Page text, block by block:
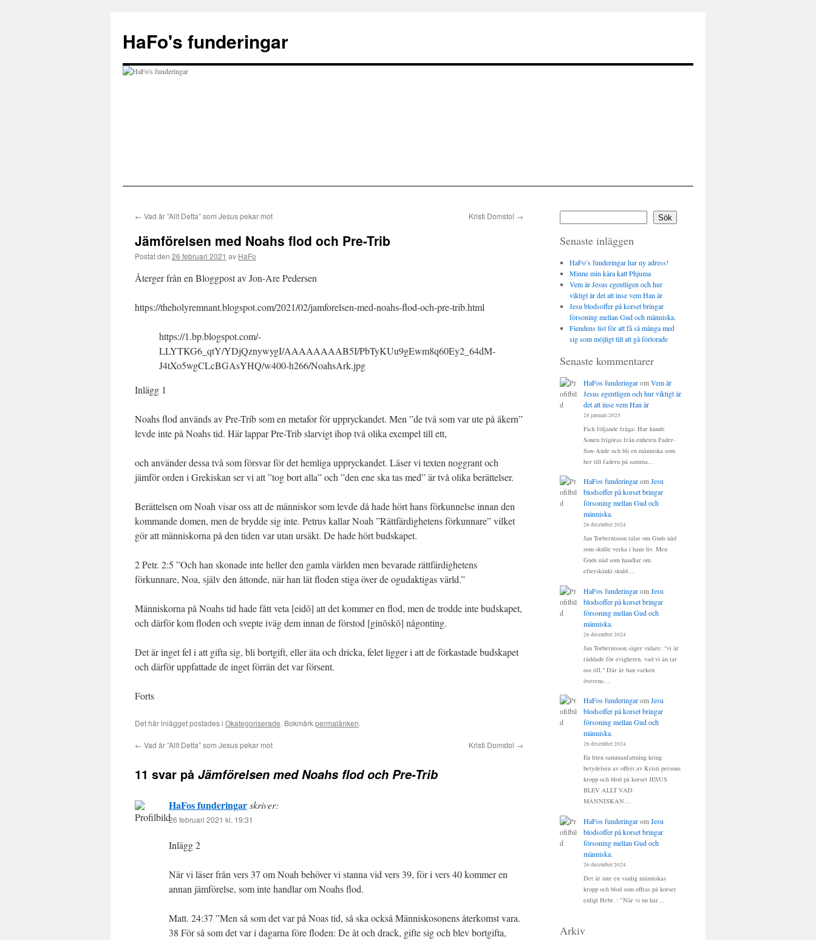
innehåll
HaFo's funderingar
← Vad är ”Allt Detta” som Jesus pekar mot Kristi Domstol →
Jämförelsen med Noahs flod och Pre-Trib
Postat den 26 februari 2021 av HaFo
Återger från en Bloggpost av Jon-Are Pedersen
https://theholyremnant.blogspot.com/2021/02/jamforelsen-med-noahs-flod-och-pre-trib.html
https://1.bp.blogspot.com/-
LLYTKG6_qtY/YDjQznywygI/AAAAAAAAB5I/PbTyKUu9gEwm8q60Ey2_64dM-
J4tXo5wgCLcBGAsYHQ/w400-h266/NoahsArk.jpg
Inlägg 1
Noahs flod används av Pre-Trib som en metafor för uppryckandet. Men ”de två som var ute på åkern”
levde inte på Noahs tid. Här lappar Pre-Trib slarvigt ihop två olika exempel till ett,
och använder dessa två som försvar för det hemliga uppryckandet. Läser vi texten noggrant och
jämför orden i Grekiskan ser vi att ”tog bort alla” och ”den ene ska tas med” är två olika berättelser.
Berättelsen om Noah visar oss att de människor som levde då hade hört hans förkunnelse innan den
kommande domen, men de brydde sig inte. Petrus kallar Noah ”Rättfärdighetens förkunnare” vilket
gör att människorna på den tiden var utan ursäkt. De hade hört budskapet.
2 Petr. 2:5 ”Och han skonade inte heller den gamla världen men bevarade rättfärdighetens
förkunnare, Noa, själv den åttonde, när han lät floden stiga över de ogudaktigas värld.”
Människorna på Noahs tid hade fått veta [eidõ] att det kommer en flod, men de trodde inte budskapet,
och därför kom floden och svepte iväg dem innan de förstod [ginõskõ] någonting.
Det är inget fel i att gifta sig, bli bortgift, eller äta och dricka, felet ligger i att de förkastade budskapet
och därför uppfattade de inget förrän det var försent.
Forts
Det här inlägget postades i Okategoriserade. Bokmärkpermalänken.
← Vad är ”Allt Detta” som Jesus pekar mot Kristi Domstol →
11 svar på Jämförelsen med Noahs flod och Pre-Trib
HaFos funderingarskriver:
26 februari 2021 kl. 19:31
Inlägg 2
När vi läser från vers 37 om Noah behöver vi stanna vid vers 39, för i vers 40 kommer en
annan jämförelse, som inte handlar om Noahs flod.
Matt. 24:37 ”Men så som det var på Noas tid, så ska också Människosonens återkomst vara.
38 För så som det var i dagarna före floden: De åt och drack, gifte sig och blev bortgifta,
Sök
Senaste inläggen
HaFo’s funderingar har ny adress!
Minne min kära katt Phjuma
Vem är Jesus egentligen och hur
viktigt är det att inse vem Han är
Jesu blodsoffer på korset bringar
försoning mellan Gud och människa.
Fiendens list för att få så många med
sig som möjligt till att gå förlorade
Senaste kommentarer
HaFos funderingaromVem är
Jesus egentligen och hur viktigt är
det att inse vem Han är
28 januari 2025
Fick följande fråga: Hur kunde
Sonen frigöras från enheten Fader-
Son-Ande och bli en människa som
ber till fadern på samma…
HaFos funderingaromJesu
blodsoffer på korset bringar
försoning mellan Gud och
människa.
26 december 2024
Jan Torberntsson talar om Guds nåd
som skulle verka i hans liv. Men
Guds nåd som handlar om
efterskänkt skuld…
HaFos funderingaromJesu
blodsoffer på korset bringar
försoning mellan Gud och
människa.
26 december 2024
Jan Torberntsson säger vidare: "vi är
räddade för evigheten, vad vi än tar
oss till." Där är han varken
överens…
HaFos funderingaromJesu
blodsoffer på korset bringar
försoning mellan Gud och
människa.
26 december 2024
En liten sammanfattning kring
betydelsen av offret av Kristi persons
kropp och blod på korset JESUS
BLEV ALLT VAD
MÄNNISKAN…
HaFos funderingaromJesu
blodsoffer på korset bringar
försoning mellan Gud och
människa.
26 december 2024
Det är inte en vanlig människas
kropp och blod som offras på korset
enligt Hebr. : ”När vi nu har…
Arkiv